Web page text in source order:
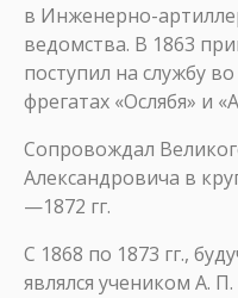
в Инженерно-
ведомства. В 1863
поступил на службу
фрегатах «Ослябя» и
Сопровождал
Александровича в
—1872 гг.
С 1868 по 1873 гг.,
являлся учеником А.